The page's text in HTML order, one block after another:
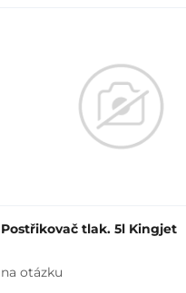
Postřikovač tlak. 5l Kingjet
na otázku